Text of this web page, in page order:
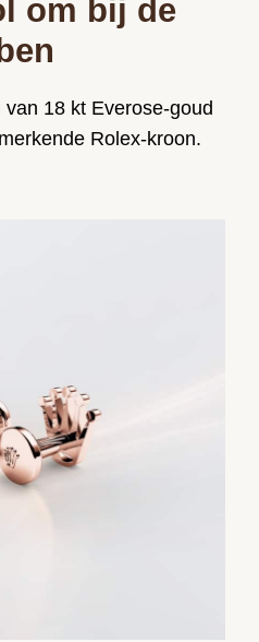
om bij de
18 kt Everose-goud
Rolex-kroon.